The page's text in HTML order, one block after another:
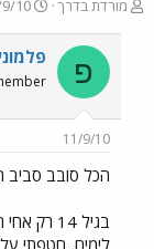
פ
מורדת בדרך
פ
ס
ם
ת
י
10
פ פלמוני777
11/9/10
הכל סובב סביב
בגיל 14
לימים, חטפתי